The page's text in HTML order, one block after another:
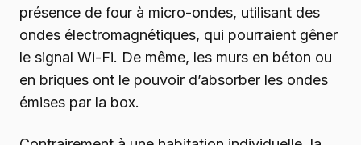
présence de four à micro-ondes, utilisant des
ondes électromagnétiques, qui pourraient gêner
le signal Wi-Fi. De même, les murs en béton ou
en briques ont le pouvoir d’absorber les ondes
émises par la box.